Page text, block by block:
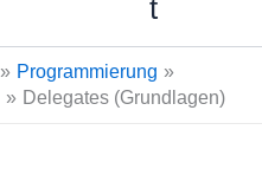
t
Programmierung
Delegates (Grundlagen)